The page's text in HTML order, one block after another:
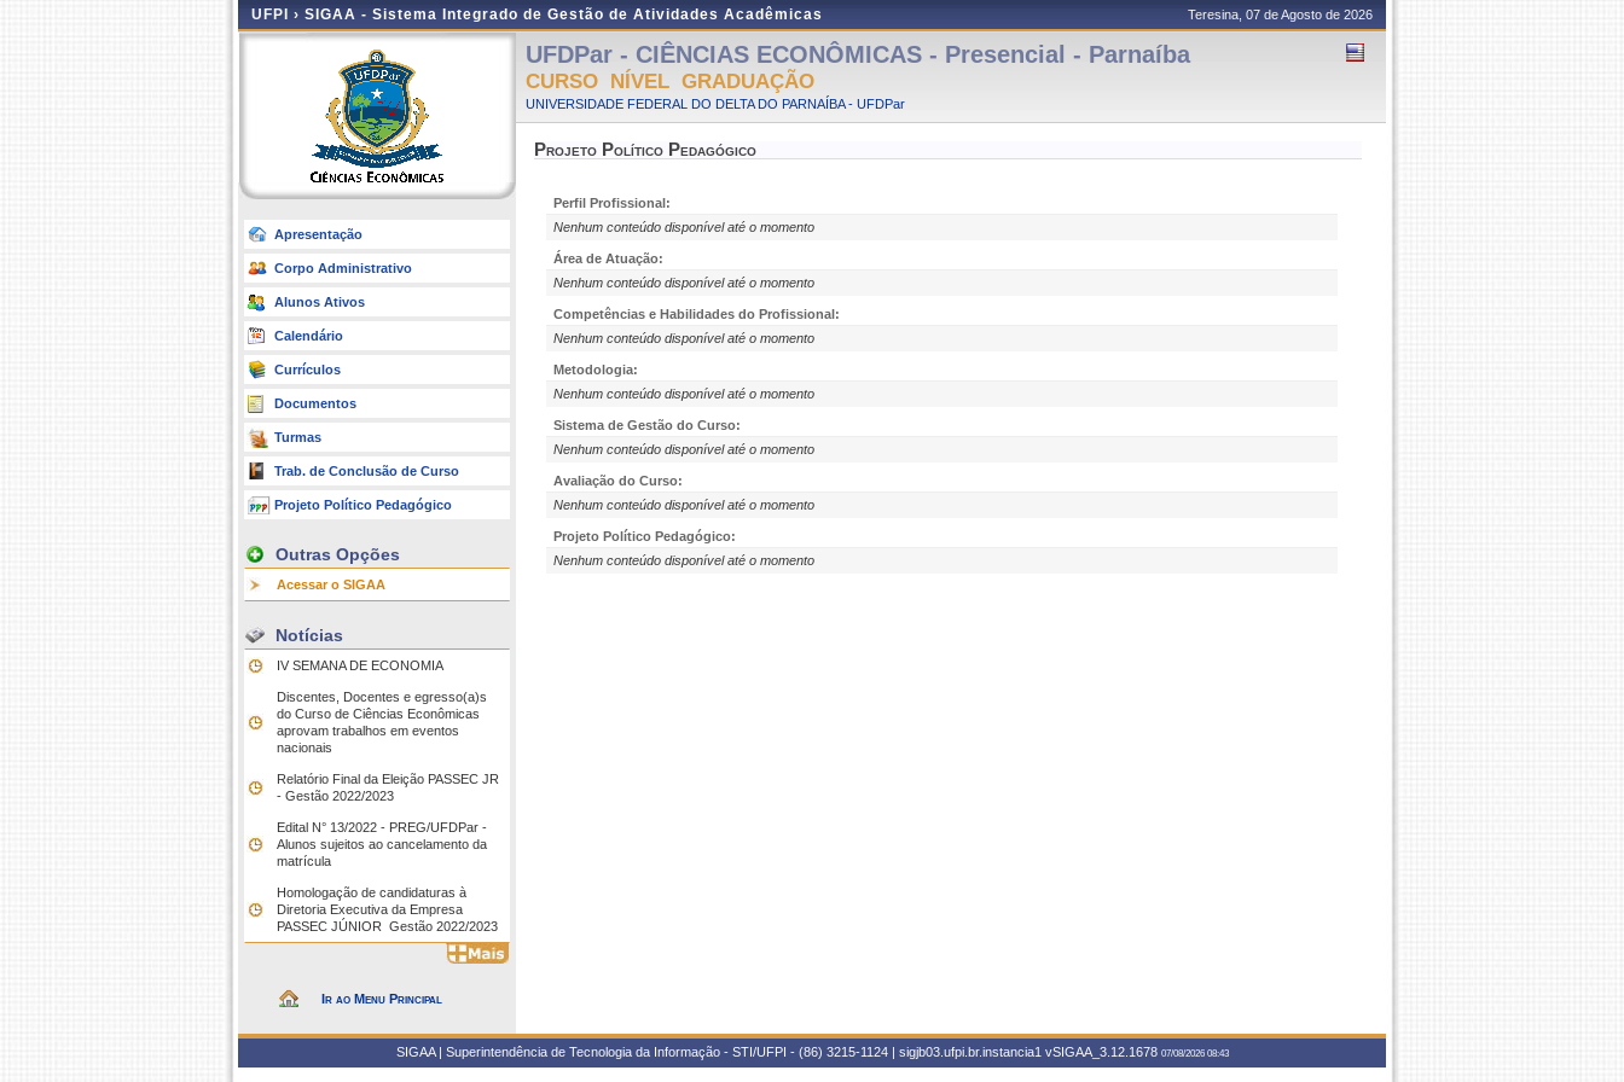
UFPI › SIGAA - Sistema Integrado de Gestão de Atividades Acadêmicas Teresina, 07 de Agosto de 2026
Apresentação
Corpo Administrativo
Alunos Ativos
Calendário
Currículos
Documentos
Turmas
Trab. de Conclusão de Curso
Projeto Político Pedagógico
Outras Opções
Acessar o SIGAA
Notícias
IV SEMANA DE ECONOMIA
Discentes, Docentes e egresso(a)s
do Curso de Ciências Econômicas
aprovam trabalhos em eventos
nacionais
Relatório Final da Eleição PASSEC JR
- Gestão 2022/2023
Edital N° 13/2022 - PREG/UFDPar -
Alunos sujeitos ao cancelamento da
matrícula
Homologação de candidaturas à
Diretoria Executiva da Empresa
PASSEC JÚNIOR  Gestão 2022/2023
Ir ao Menu Principal
UFDPar - CIÊNCIAS ECONÔMICAS - Presencial - Parnaíba
CURSO NÍVEL GRADUAÇÃO
UNIVERSIDADE FEDERAL DO DELTA DO PARNAÍBA - UFDPar
Projeto Político Pedagógico
Perfil Profissional:
Nenhum conteúdo disponível até o momento
Área de Atuação:
Nenhum conteúdo disponível até o momento
Competências e Habilidades do Profissional:
Nenhum conteúdo disponível até o momento
Metodologia:
Nenhum conteúdo disponível até o momento
Sistema de Gestão do Curso:
Nenhum conteúdo disponível até o momento
Avaliação do Curso:
Nenhum conteúdo disponível até o momento
Projeto Político Pedagógico:
Nenhum conteúdo disponível até o momento
SIGAA | Superintendência de Tecnologia da Informação - STI/UFPI - (86) 3215-1124 | sigjb03.ufpi.br.instancia1 vSIGAA_3.12.1678 07/08/2026 08:43